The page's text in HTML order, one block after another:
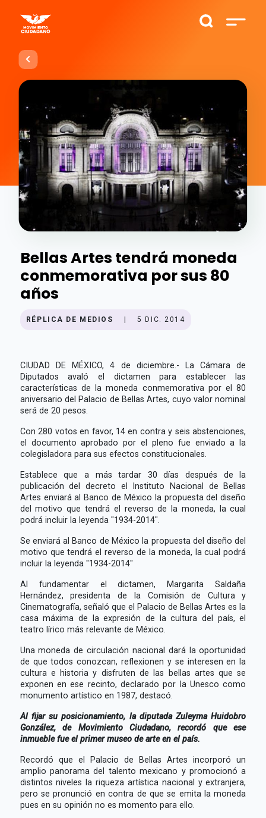
Bellas Artes tendrá moneda
conmemorativa por sus 80
años
RÉPLICA DE MEDIOS 5 DIC. 2014
CIUDAD DE MÉXICO, 4 de diciembre.- La Cámara de
Diputados avaló el dictamen para establecer las
características de la moneda conmemorativa por el 80
aniversario del Palacio de Bellas Artes, cuyo valor nominal
será de 20 pesos.
Con 280 votos en favor, 14 en contra y seis abstenciones,
el documento aprobado por el pleno fue enviado a la
colegisladora para sus efectos constitucionales.
Establece que a más tardar 30 días después de la
publicación del decreto el Instituto Nacional de Bellas
Artes enviará al Banco de México la propuesta del diseño
del motivo que tendrá el reverso de la moneda, la cual
podrá incluir la leyenda "1934-2014".
Se enviará al Banco de México la propuesta del diseño del
motivo que tendrá el reverso de la moneda, la cual podrá
incluir la leyenda "1934-2014"
Al fundamentar el dictamen, Margarita Saldaña
Hernández, presidenta de la Comisión de Cultura y
Cinematografía, señaló que el Palacio de Bellas Artes es la
casa máxima de la expresión de la cultura del país, el
teatro lírico más relevante de México.
Una moneda de circulación nacional dará la oportunidad
de que todos conozcan, reflexionen y se interesen en la
cultura e historia y disfruten de las bellas artes que se
exponen en ese recinto, declarado por la Unesco como
monumento artístico en 1987, destacó.
Al fijar su posicionamiento, la diputada Zuleyma Huidobro
González, de Movimiento Ciudadano, recordó que ese
inmueble fue el primer museo de arte en el país.
Recordó que el Palacio de Bellas Artes incorporó un
amplio panorama del talento mexicano y promocionó a
distintos niveles la riqueza artística nacional y extranjera,
pero se pronunció en contra de que se emita la moneda
pues en su opinión no es momento para ello.